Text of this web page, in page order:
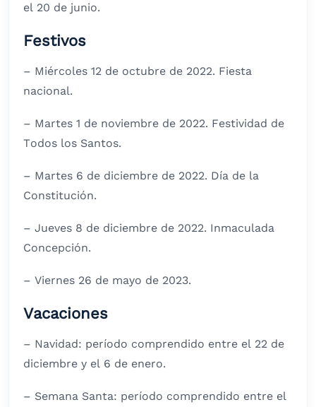
el 20 de junio.
Festivos
– Miércoles 12 de octubre de 2022. Fiesta
nacional.
– Martes 1 de noviembre de 2022. Festividad de
Todos los Santos.
– Martes 6 de diciembre de 2022. Día de la
Constitución.
– Jueves 8 de diciembre de 2022. Inmaculada
Concepción.
– Viernes 26 de mayo de 2023.
Vacaciones
– Navidad: período comprendido entre el 22 de
diciembre y el 6 de enero.
– Semana Santa: período comprendido entre el